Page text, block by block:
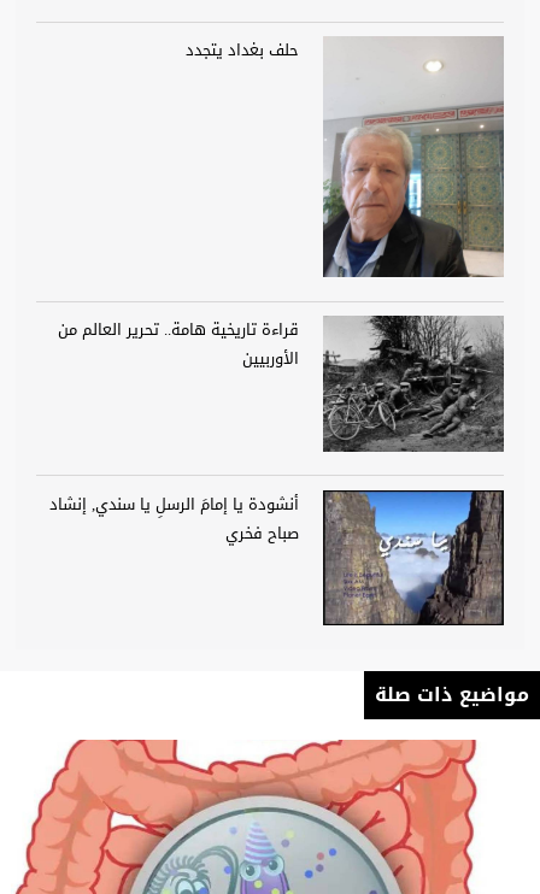
حلف بغداد يتجدد
قراءة تاريخية هامة.. تحرير العالم من
الأوربيين
أنشودة يا إمامَ الرسلِ يا سندي, إنشاد
صباح فخري
مواضيع ذات صلة